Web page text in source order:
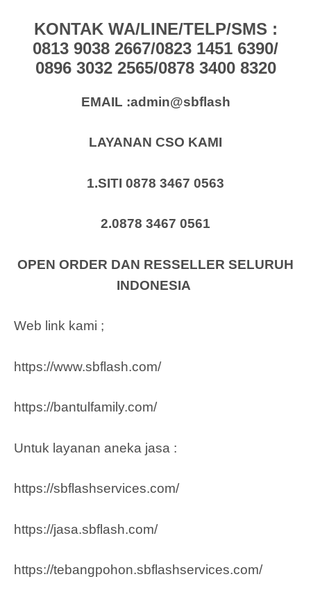
KONTAK WA/LINE/TELP/SMS :
0813 9038 2667/0823 1451 6390/
0896 3032 2565/0878 3400 8320
EMAIL :admin@sbflash
LAYANAN CSO KAMI
1.SITI 0878 3467 0563
2.0878 3467 0561
OPEN ORDER DAN RESSELLER SELURUH
INDONESIA
Web link kami ;
https://www.sbflash.com/
https://bantulfamily.com/
Untuk layanan aneka jasa :
https://sbflashservices.com/
https://jasa.sbflash.com/
https://tebangpohon.sbflashservices.com/